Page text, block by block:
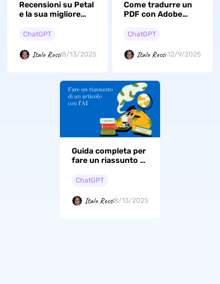
Recensioni su Petal
e la sua migliore
ChatGPT
Italo Rossi8/13/2025
Come tradurre un
PDF con Adobe
passaggi)
ChatGPT
Italo Rossi 12/9/2025
Guida completa per
fare un riassunto di
ChatGPT
Italo Rossi8/13/2025